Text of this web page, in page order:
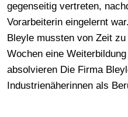
gegenseitig vertreten,
Vorarbeiterin eingelernt
Bleyle mussten von Zeit
Wochen eine
absolvieren Die Firma
Industrienäherinnen als